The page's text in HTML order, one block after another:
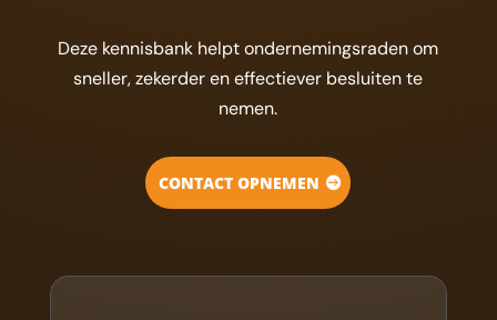
Deze kennisbank helpt ondernemingsraden om
sneller, zekerder en effectiever besluiten te
nemen.
CONTACT OPNEMEN